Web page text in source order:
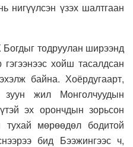
нигүүлсэн үзэх шалтгаан
тодруулан ширээнд
хойш тасалдсан
байна. Хоёрдугаарт,
жил Монголчуудын
эх орончдын зорьсон
мөрөөдөл бодитой
бид Бээжингээс ч,